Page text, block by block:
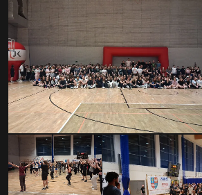
Serwis Informacyjny
18:00 - 18:05
Serwis Informacyjny
19:00 - 19:05